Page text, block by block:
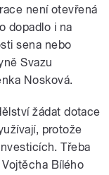
není otevřená
dopadlo i na
sena nebo
Svazu
Nosková.
žádat dotace
protože
Třeba
Bílého